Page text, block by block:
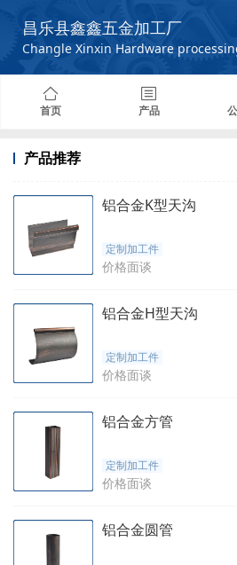
昌乐县鑫鑫五金加工厂
Changle Xinxin Hardware
首页 产品
产品推荐
铝合金K型天沟
定制加工件
价格面谈
铝合金H型天沟
定制加工件
价格面谈
铝合金方管
定制加工件
价格面谈
铝合金圆管